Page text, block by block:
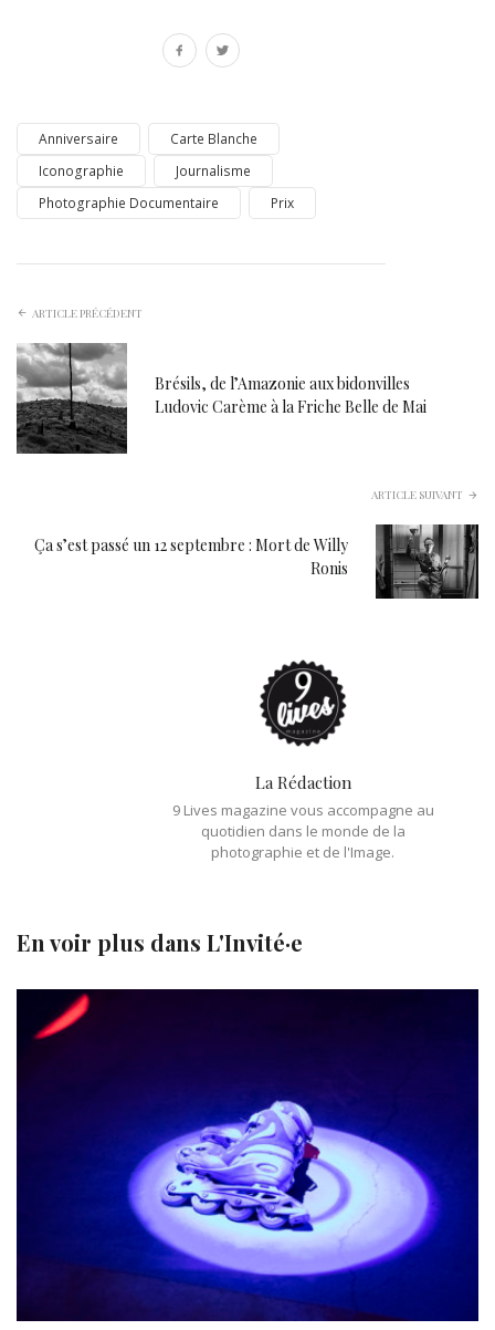
Anniversaire
Carte Blanche
Iconographie
Journalisme
Photographie Documentaire
Prix
ARTICLE PRÉCÉDENT
Brésils, de l’Amazonie aux bidonvilles
Ludovic Carème à la Friche Belle de Mai
ARTICLE SUIVANT
Ça s’est passé un 12 septembre : Mort de Willy
Ronis
La Rédaction
9 Lives magazine vous accompagne au
quotidien dans le monde de la
photographie et de l'Image.
En voir plus dans L'Invité·e